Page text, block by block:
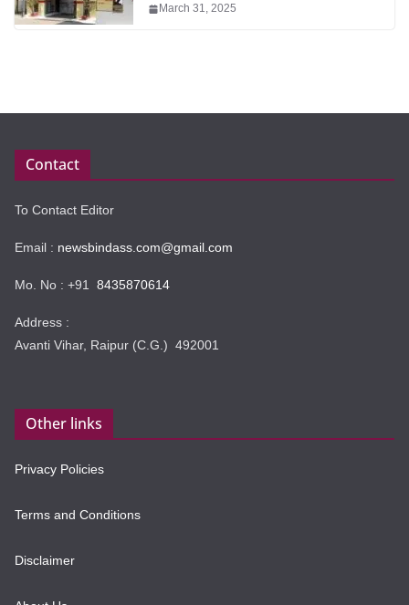
March 31, 2025
Contact
To Contact Editor
Email : newsbindass.com@gmail.com
Mo. No : +91 8435870614
Address :
Avanti Vihar, Raipur (C.G.) 492001
Other links
Privacy Policies
Terms and Conditions
Disclaimer